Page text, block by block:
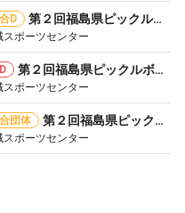
D 第２回福島県ピックルボールトーナメント
ポーツセンター
第２回福島県ピックルボールトーナメント
ポーツセンター
団体 第２回福島県ピックルボールトーナメント
ポーツセンター